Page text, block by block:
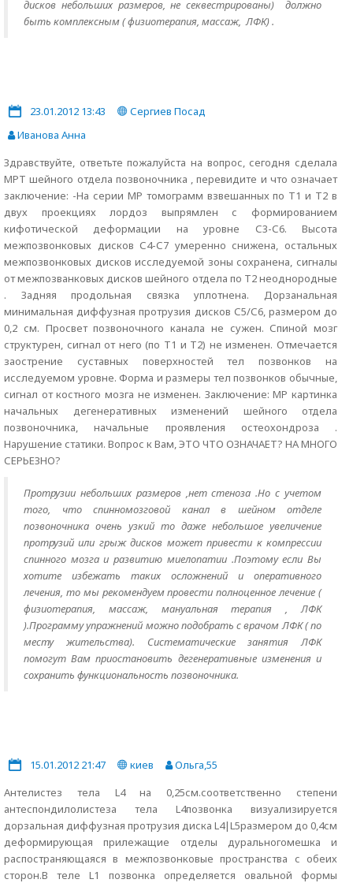
дисков небольших размеров, не секвестрированы) должно
быть комплексным ( физиотерапия, массаж, ЛФК) .
23.01.2012 13:43
Сергиев Посад
Иванова Анна
Здравствуйте, ответьте пожалуйста на вопрос, сегодня сделала
МРТ шейного отдела позвоночника , перевидите и что означает
заключение: -На серии МР томограмм взвешанных по Т1 и Т2 в
двух проекциях лордоз выпрямлен с формированием
кифотической деформации на уровне С3-С6. Высота
межпозвонковых дисков С4-С7 умеренно снижена, остальных
межпозвонковых дисков исследуемой зоны сохранена, сигналы
от межпозванковых дисков шейного отдела по Т2 неоднородные
. Задняя продольная связка уплотнена. Дорзанальная
минимальная диффузная протрузия дисков С5/С6, размером до
0,2 см. Просвет позвоночного канала не сужен. Спиной мозг
структурен, сигнал от него (по Т1 и Т2) не изменен. Отмечается
заострение суставных поверхностей тел позвонков на
исследуемом уровне. Форма и размеры тел позвонков обычные,
сигнал от костного мозга не изменен. Заключение: МР картинка
начальных дегенеративных изменений шейного отдела
позвоночника, начальные проявления остеохондроза .
Нарушение статики. Вопрос к Вам, ЭТО ЧТО ОЗНАЧАЕТ? НА МНОГО
СЕРЬЕЗНО?
Протрузии небольших размеров ,нет стеноза .Но с учетом
того, что спинномозговой канал в шейном отделе
позвоночника очень узкий то даже небольшое увеличение
протрузий или грыж дисков может привести к компрессии
спинного мозга и развитию миелопатии .Поэтому если Вы
хотите избежать таких осложнений и оперативного
лечения, то мы рекомендуем провести полноценное лечение (
физиотерапия, массаж, мануальная терапия , ЛФК
).Программу упражнений можно подобрать с врачом ЛФК ( по
месту жительства). Систематические занятия ЛФК
помогут Вам приостановить дегенеративные изменения и
сохранить функциональность позвоночника.
15.01.2012 21:47 киев
Ольга,55
Антелистез тела L4 на 0,25см.соответственно степени
антеспондилолистеза тела L4позвонка визуализируется
дорзальная диффузная протрузия диска L4|L5размером до 0,4см
деформирующая прилежащие отделы дуральногомешка и
распостраняющаяся в межпозвонковые пространства с обеих
сторон.В теле L1 позвонка определяется овальной формы